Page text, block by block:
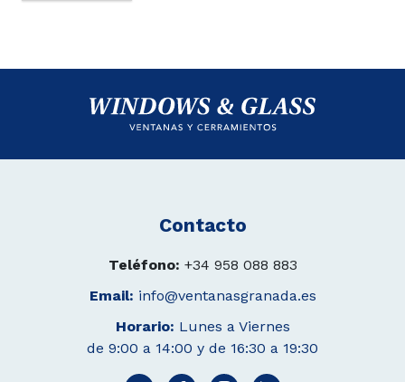
Contacto
Teléfono: +34 958 088 883
Email: info@ventanasgranada.es
Horario: Lunes a Viernes
de 9:00 a 14:00 y de 16:30 a 19:30